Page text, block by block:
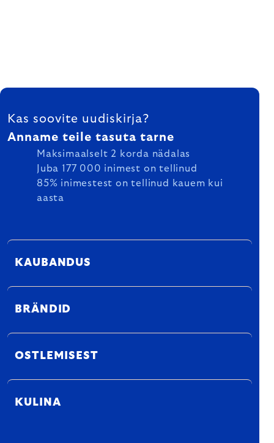
FOOTER
Kas soovite uudiskirja?
Anname teile tasuta tarne
Maksimaalselt 2 korda nädalas
Juba 177 000 inimest on tellinud
85% inimestest on tellinud kauem kui
aasta
KAUBANDUS
BRÄNDID
OSTLEMISEST
KULINA